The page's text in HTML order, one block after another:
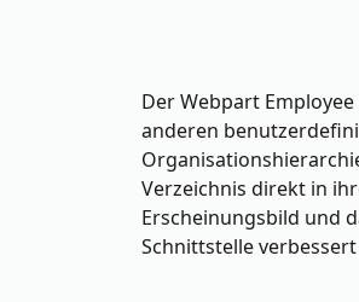
Der Webpart
anderen
Verzeichnis direkt in
Erscheinungsbild und
Schnittstelle